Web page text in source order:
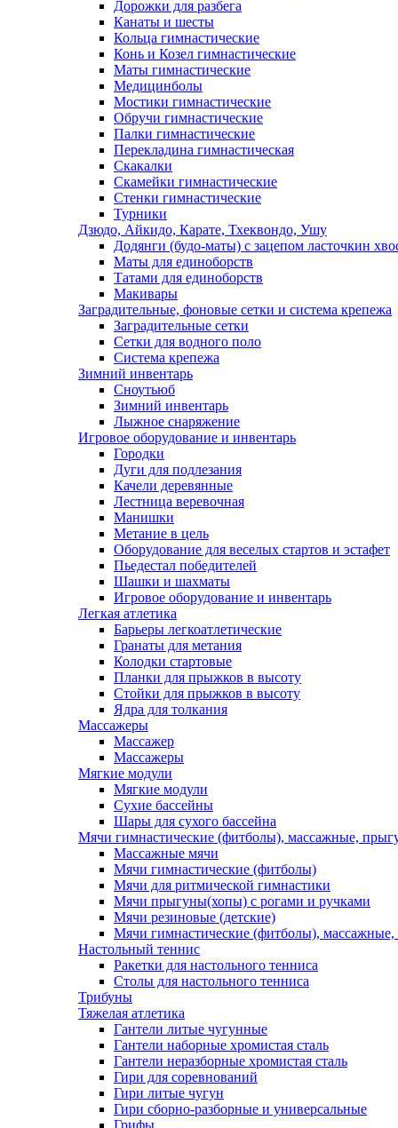
Дорожки для разбега
Канаты и шесты
Кольца гимнастические
Конь и Козел гимнастические
Маты гимнастические
Медицинболы
Мостики гимнастические
Обручи гимнастические
Палки гимнастические
Перекладина гимнастическая
Скакалки
Скамейки гимнастические
Стенки гимнастические
Турники
Дзюдо, Айкидо, Карате, Тхеквондо, Ушу
Додянги (будо-маты) с зацепом ласточкин
Маты для единоборств
Татами для единоборств
Макивары
Заградительные, фоновые сетки и система крепежа
Заградительные сетки
Сетки для водного поло
Система крепежа
Зимний инвентарь
Сноутьюб
Зимний инвентарь
Лыжное снаряжение
Игровое оборудование и инвентарь
Городки
Дуги для подлезания
Качели деревянные
Лестница веревочная
Манишки
Метание в цель
Оборудование для веселых стартов и эстафет
Пьедестал победителей
Шашки и шахматы
Игровое оборудование и инвентарь
Легкая атлетика
Барьеры легкоатлетические
Гранаты для метания
Колодки стартовые
Планки для прыжков в высоту
Стойки для прыжков в высоту
Ядра для толкания
Массажеры
Массажер
Массажеры
Мягкие модули
Мягкие модули
Сухие бассейны
Шары для сухого бассейна
Мячи гимнастические (фитболы), массажные,
Массажные мячи
Мячи гимнастические (фитболы)
Мячи для ритмической гимнастики
Мячи прыгуны(хопы) с рогами и ручками
Мячи резиновые (детские)
Мячи гимнастические (фитболы),
Настольный теннис
Ракетки для настольного тенниса
Столы для настольного тенниса
Трибуны
Тяжелая атлетика
Гантели литые чугунные
Гантели наборные хромистая сталь
Гантели неразборные хромистая сталь
Гири для соревнований
Гири литые чугун
Гири сборно-разборные и универсальные
Грифы